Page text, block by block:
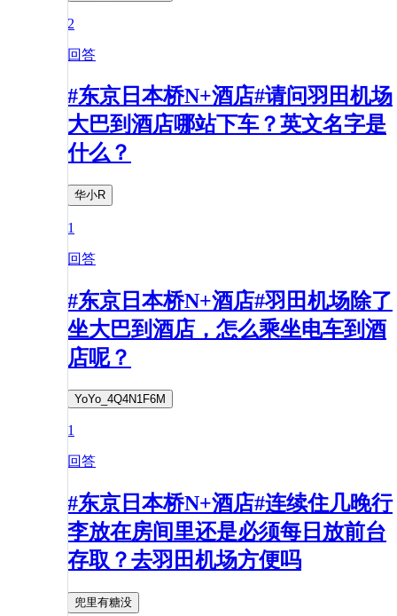
2
回答
#东京日本桥N+酒店#请问羽田机场
大巴到酒店哪站下车？英文名字是
什么？
华小R
1
回答
#东京日本桥N+酒店#羽田机场除了
坐大巴到酒店，怎么乘坐电车到酒
店呢？
YoYo_4Q4N1F6M
1
回答
#东京日本桥N+酒店#连续住几晚行
李放在房间里还是必须每日放前台
存取？去羽田机场方便吗
兜里有糖没